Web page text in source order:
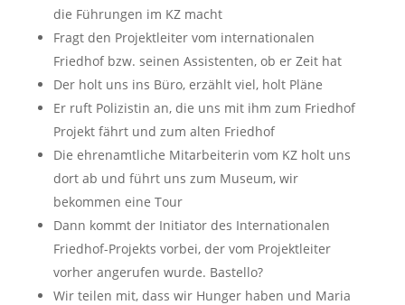
die Führungen im KZ macht
Fragt den Projektleiter vom internationalen
Friedhof bzw. seinen Assistenten, ob er Zeit hat
Der holt uns ins Büro, erzählt viel, holt Pläne
Er ruft Polizistin an, die uns mit ihm zum Friedhof
Projekt fährt und zum alten Friedhof
Die ehrenamtliche Mitarbeiterin vom KZ holt uns
dort ab und führt uns zum Museum, wir
bekommen eine Tour
Dann kommt der Initiator des Internationalen
Friedhof-Projekts vorbei, der vom Projektleiter
vorher angerufen wurde. Bastello?
Wir teilen mit, dass wir Hunger haben und Maria